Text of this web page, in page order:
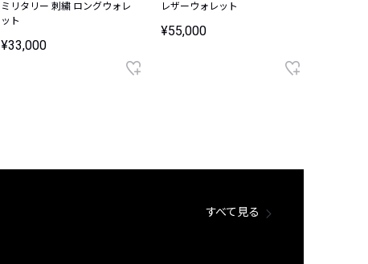
ミリタリー 刺繍 ロングウォレ
ット
¥33,000
レザーウォレット
¥55,000
すべて見る